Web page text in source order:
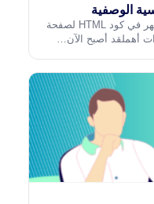
الوصفية
علامة Meta Keywords هي علامة تظهر في كود HTML لصفحة
أهملقد أصبح الآن…